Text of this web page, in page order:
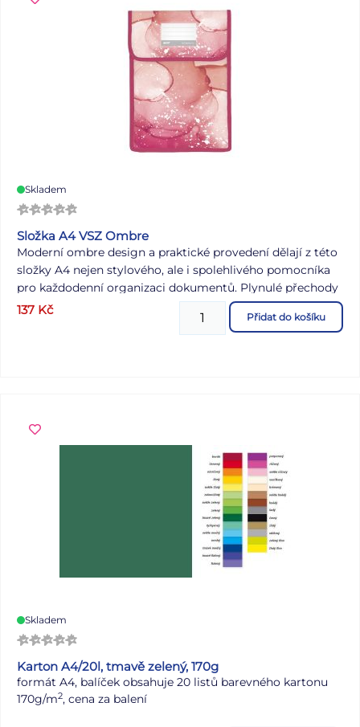
Skladem
Složka A4 VSZ Ombre
Moderní ombre design a praktické provedení dělají z této
složky A4 nejen stylového, ale i spolehlivého pomocníka
pro každodenní organizaci dokumentů. Plynulé přechody
barev vytvářejí elegantní efekt, který okamžitě upoutá
pozornost. Díky pevnému zapínání na suchý zip zůstane
137 Kč Přidat do košíku
Skladem
Karton A4/20l, tmavě zelený, 170g
formát A4, balíček obsahuje 20 listů barevného kartonu
170g/m2, cena za balení